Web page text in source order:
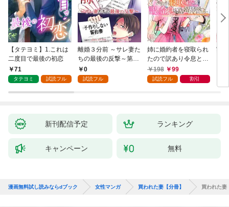
【タテヨミ】1.これは
二度目で最後の初恋
71
タテヨミ 試読フル
離婚３分前 ～サレ妻た
ちの最後の反撃～第1
話0
試読フル
姉に婚約者を寝取られ
たので訳あり令息と結
婚して辺境へと向かい
ます ～苦労の先に待っ
198 99
試読フル 割引
実
新刊配信予定 ランキング
キャンペーン 無料
漫画無料試し読みならdブック 女性マンガ 買われた妻【分冊】 買われた妻